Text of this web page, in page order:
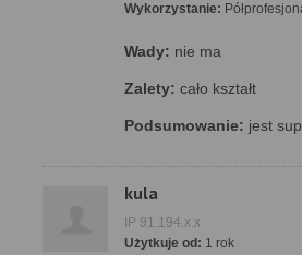
Wykorzystanie:
Wady: nie ma
Zalety: cało kształt
Podsumowanie: jest
kula
IP 91.194.x.x
Użytkuje od: 1 rok